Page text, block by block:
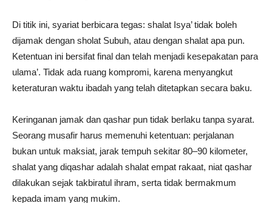
Di titik ini, syariat berbicara tegas: shalat Isya’ tidak boleh
dijamak dengan sholat Subuh, atau dengan shalat apa pun.
Ketentuan ini bersifat final dan telah menjadi kesepakatan para
ulama’. Tidak ada ruang kompromi, karena menyangkut
keteraturan waktu ibadah yang telah ditetapkan secara baku.
Keringanan jamak dan qashar pun tidak berlaku tanpa syarat.
Seorang musafir harus memenuhi ketentuan: perjalanan
bukan untuk maksiat, jarak tempuh sekitar 80–90 kilometer,
shalat yang diqashar adalah shalat empat rakaat, niat qashar
dilakukan sejak takbiratul ihram, serta tidak bermakmum
kepada imam yang mukim.